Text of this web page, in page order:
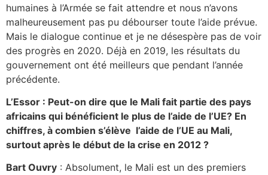
humaines à l’Armée se fait attendre et nous n’avons
malheureusement pas pu débourser toute l’aide prévue.
Mais le dialogue continue et je ne désespère pas de voir
des progrès en 2020. Déjà en 2019, les résultats du
gouvernement ont été meilleurs que pendant l’année
précédente.
L’Essor : Peut-on dire que le Mali fait partie des pays
africains qui bénéficient le plus de l’aide de l’UE? En
chiffres, à combien s’élève l’aide de l’UE au Mali,
surtout après le début de la crise en 2012 ?
Bart Ouvry : Absolument, le Mali est un des premiers